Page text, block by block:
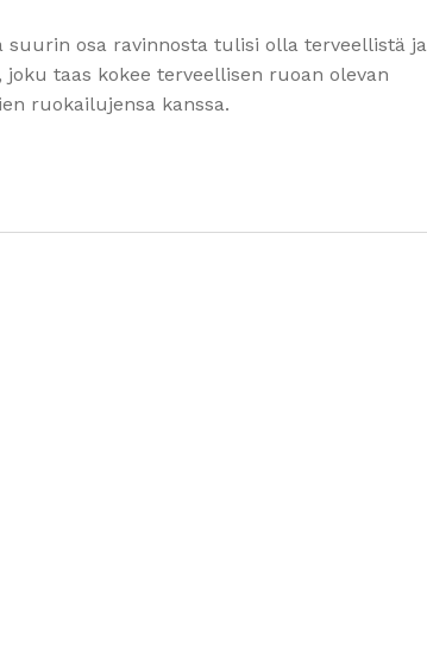
osa ravinnosta tulisi olla terveellistä ja
taas kokee terveellisen ruoan olevan
ruokailujensa kanssa.